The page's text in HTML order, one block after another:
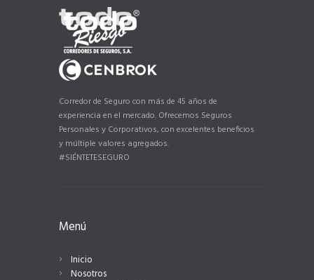
Corredor de Seguro con más de 45 años de
experiencia en el mercado. Ofrecemos Seguros
Personales y Corporativos, con excelentes beneficios
y múltiple valores agregados.
#SIÉNTETESEGURO
Menú
Inicio
Nosotros